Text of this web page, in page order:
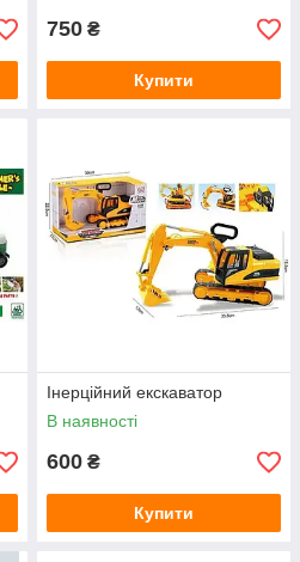
750 ₴
Купити
Інерційний екскаватор
В наявності
600 ₴
Купити